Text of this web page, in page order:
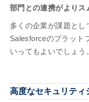
部門との連携がよりス
多くの企業が課題と
Salesforceのプラット
いってもよいでしょう
高度なセキュリティ